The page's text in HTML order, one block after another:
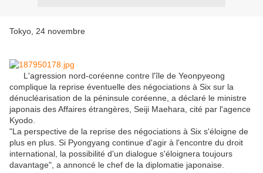
Tokyo, 24 novembre
L'agression nord-coréenne contre l'île de Yeonpyeong
complique la reprise éventuelle des négociations à Six sur la
dénucléarisation de la péninsule coréenne, a déclaré le ministre
japonais des Affaires étrangères, Seiji Maehara, cité par l'agence
Kyodo.
"La perspective de la reprise des négociations à Six s'éloigne de
plus en plus. Si Pyongyang continue d'agir à l'encontre du droit
international, la possibilité d'un dialogue s'éloignera toujours
davantage", a annoncé le chef de la diplomatie japonaise.